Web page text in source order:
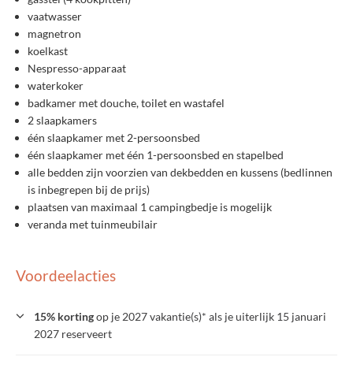
vaatwasser
magnetron
koelkast
Nespresso-apparaat
waterkoker
badkamer met douche, toilet en wastafel
2 slaapkamers
één slaapkamer met 2-persoonsbed
één slaapkamer met één 1-persoonsbed en stapelbed
alle bedden zijn voorzien van dekbedden en kussens (bedlinnen
is inbegrepen bij de prijs)
plaatsen van maximaal 1 campingbedje is mogelijk
veranda met tuinmeubilair
Voordeelacties
15% kortingop je 2027 vakantie(s)* als je uiterlijk 15 januari
2027 reserveert